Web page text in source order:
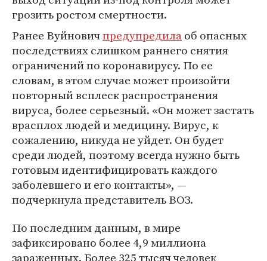
грозить ростом смертности.
Ранее Вуйновичпредупредилаоб опасных
последствиях слишком раннего снятия
ограничений по коронавирусу. По ее
словам, в этом случае может произойти
повторный всплеск распространения
вируса, более серьезный. «Он может застать
врасплох людей и медицину. Вирус, к
сожалению, никуда не уйдет. Он будет
среди людей, поэтому всегда нужно быть
готовым идентифицировать каждого
заболевшего и его контакты», —
подчеркнула представитель ВОЗ.
По последним данным, в мире
зафиксировано более 4,9 миллиона
зараженных. Более 325 тысяч человек